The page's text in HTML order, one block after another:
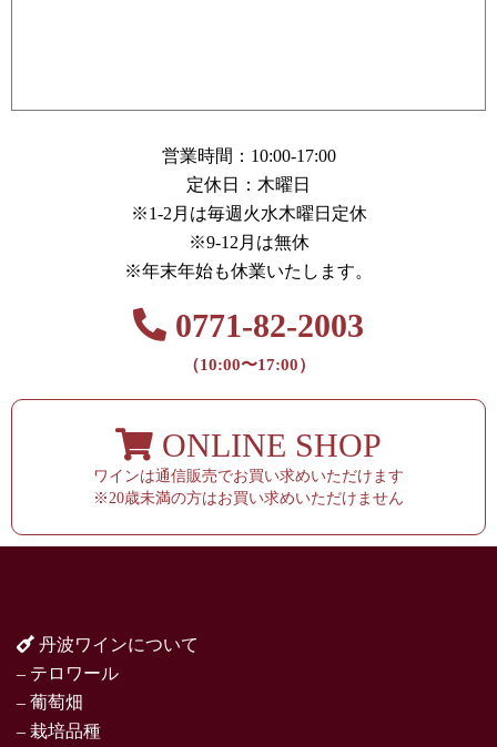
営業時間：10:00-17:00
定休日：木曜日
※1-2月は毎週火水木曜日定休
※9-12月は無休
※年末年始も休業いたします。
0771-82-2003
（10:00〜17:00）
ONLINE SHOP
ワインは通信販売でお買い求めいただけます
※20歳未満の方はお買い求めいただけません
丹波ワインについて
– テロワール
– 葡萄畑
– 栽培品種